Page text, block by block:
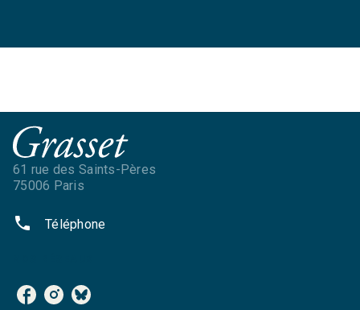
61 rue des Saints-Pères
75006 Paris
phone Téléphone